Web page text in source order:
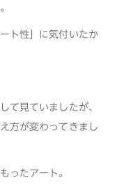
ト性」に気付いたか
て見ていましたが、
方が変わってきまし
ったアート。